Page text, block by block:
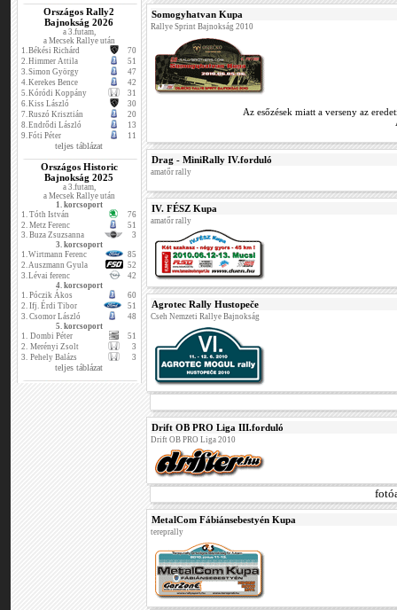
Országos Rally2
Bajnokság 2026
a 3.futam,
a Mecsek Rallye után
1.Békési Richárd
70
2.Himmer Attila
51
3.Simon György
47
4.Kerekes Bence
42
5.Kóródi Koppány
31
6.Kiss László
30
7.Ruszó Krisztián
20
8.Endrődi László
13
9.Fóti Péter 11
teljes táblázat
Országos Historic
Bajnokság 2025
a 3.futam,
a Mecsek Rallye után
1. korcsoport
1. Tóth István
76
2. Metz Ferenc
51
3. Buza Zsuzsanna
3
3. korcsoport
1.Wirtmann Ferenc
85
2.Auszmann Gyula
52
3.Lévai ferenc
42
4. korcsoport
1. Póczik Ákos
60
2. Ifj. Érdi Tibor
51
3. Csomor László
48
5. korcsoport
1. Dombi Péter
51
2. Merényi Zsolt
3
3. Pehely Balázs 3
teljes táblázat
Somogyhatvan Kupa
Rallye Sprint Bajnokság 2010
Az esőzések miatt a verseny az
Drag - MiniRally IV.forduló
amatőr rally
IV. FÉSZ Kupa
amatőr rally
Agrotec Rally Hustopeče
Cseh Nemzeti Rallye Bajnokság
Drift OB PRO Liga III.forduló
Drift OB PRO Liga 2010
MetalCom Fábiánsebestyén Kupa
tereprally